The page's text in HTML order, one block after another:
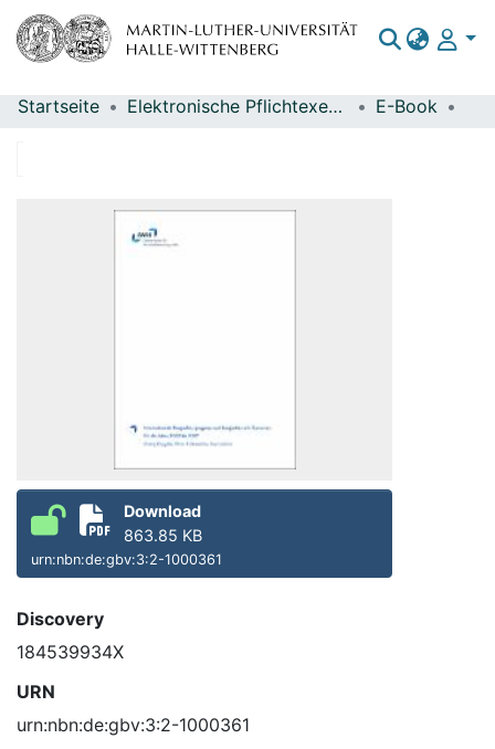
Bereiche & Sammlungen
Startseite Elektronische Pflichtexemplare E-Book
Download
863.85 KB
urn:nbn:de:gbv:3:2-1000361
Discovery
184539934X
URN
urn:nbn:de:gbv:3:2-1000361